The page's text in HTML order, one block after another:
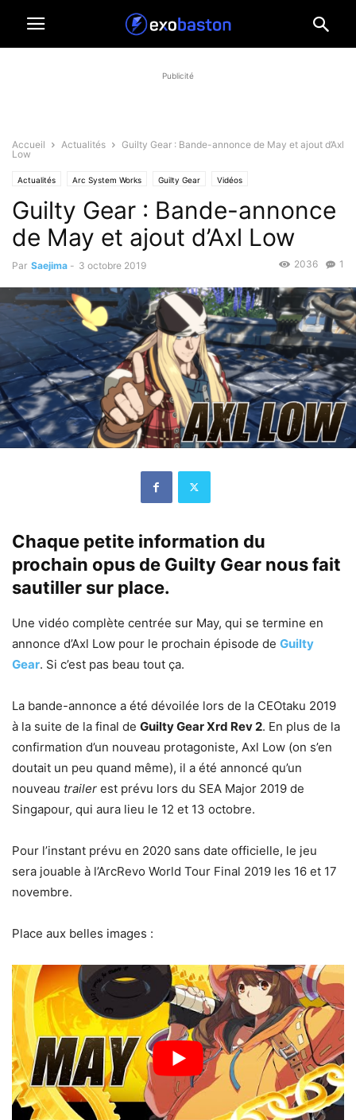
Publicité
Accueil Actualités
Guilty Gear : Bande-annonce de May et ajout d’Axl
Low
Actualités Arc System Works Guilty Gear Vidéos
Guilty Gear : Bande-annonce
de May et ajout d’Axl Low
Par Saejima - 3 octobre 2019 1
2036
Chaque petite information du
prochain opus de Guilty Gear nous fait
sautiller sur place.
Une vidéo complète centrée sur May, qui se termine en
annonce d’Axl Low pour le prochain épisode de Guilty
Gear. Si c’est pas beau tout ça.
La bande-annonce a été dévoilée lors de la CEOtaku 2019
à la suite de la final de Guilty Gear Xrd Rev 2. En plus de la
confirmation d’un nouveau protagoniste, Axl Low (on s’en
doutait un peu quand même), il a été annoncé qu’un
nouveau trailer est prévu lors du SEA Major 2019 de
Singapour, qui aura lieu le 12 et 13 octobre.
Pour l’instant prévu en 2020 sans date officielle, le jeu
sera jouable à l’ArcRevo World Tour Final 2019 les 16 et 17
novembre.
Place aux belles images :